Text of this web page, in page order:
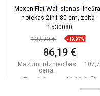
Mexen Flat Wall sienas
notekas 2in1 80 cm, zelta -
1530080
107,70 € -19,97%
86,19 €
Mazumtirdzniecības
cena:
Zemākā cena: 86,19 €
Pieejamās